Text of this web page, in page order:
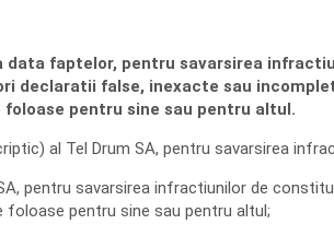
data faptelor, pentru savarsirea
declaratii false, inexacte sau
pentru sine sau pentru altul.
al Tel Drum SA, pentru savarsirea
pentru savarsirea infractiunilor de
pentru sine sau pentru altul;